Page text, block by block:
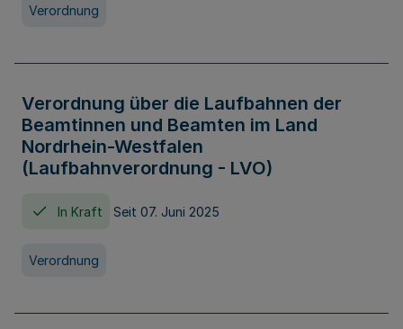
Verordnung
Verordnung über die Laufbahnen der
Beamtinnen und Beamten im Land
Nordrhein-Westfalen
(Laufbahnverordnung - LVO)
In Kraft Seit 07. Juni 2025
Verordnung